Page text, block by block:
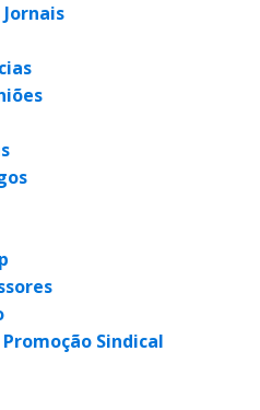
Sindical